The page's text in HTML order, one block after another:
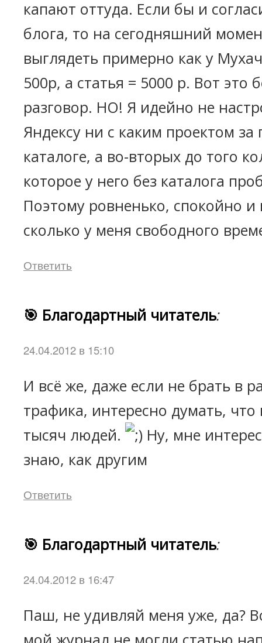
капают оттуда. Если бы и
блога, то на сегодняшний
выглядеть примерно как у
500р, а статья = 5000 р. Вот это
разговор. НО! Я идейно не
Яндексу ни с каким проектом за
каталоге, а во-вторых до того
которое у него без каталога
Поэтому ровненько, спокойно и
сколько у меня свободного
Ответить
🎯 Благодартный читатель:
24.04.2012 в 15:10
И всё же, даже если не брать в
трафика, интересно думать,
тысяч людей.
Ну, мне
знаю, как другим
Ответить
🎯 Благодартный читатель:
24.04.2012 в 16:47
Паш, не удивляй меня уже, да?